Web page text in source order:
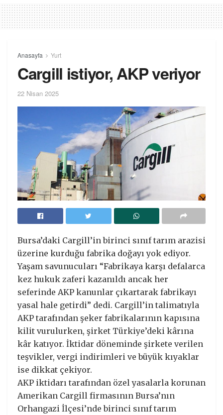
Anasayfa Yurt
Cargill istiyor, AKP veriyor
22 Nisan 2025
Bursa’daki Cargill’in birinci sınıf tarım arazisi
üzerine kurduğu fabrika doğayı yok ediyor.
Yaşam savunucuları “Fabrikaya karşı defalarca
kez hukuk zaferi kazanıldı ancak her
seferinde AKP kanunlar çıkartarak fabrikayı
yasal hale getirdi” dedi. Cargill’in talimatıyla
AKP tarafından şeker fabrikalarının kapısına
kilit vurulurken, şirket Türkiye’deki kârına
kâr katıyor. İktidar döneminde şirkete verilen
teşvikler, vergi indirimleri ve büyük kıyaklar
ise dikkat çekiyor.
AKP iktidarı tarafından özel yasalarla korunan
Amerikan Cargill firmasının Bursa’nın
Orhangazi İlçesi’nde birinci sınıf tarım